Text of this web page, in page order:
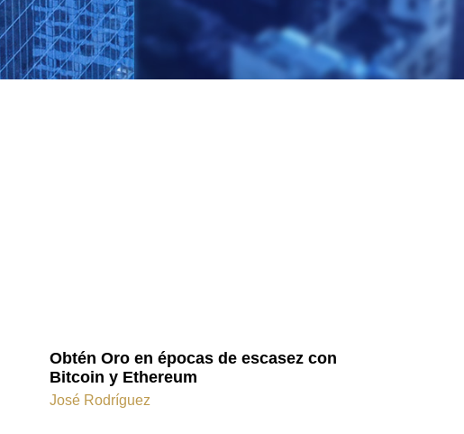
Obtén Oro en épocas de escasez con
Bitcoin y Ethereum
José Rodríguez